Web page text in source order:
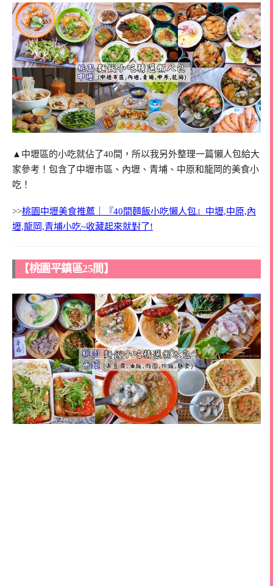
▲中壢區的小吃就佔了40間，所以我另外整理一篇懶人包給大
家參考！包含了中壢市區、內壢、青埔、中原和龍岡的美食小
吃！
>>桃園中壢美食推薦｜『40間麵飯小吃懶人包』中壢,中原,內
壢,龍岡,青埔小吃~收藏起來就對了!
【桃園平鎮區25間】